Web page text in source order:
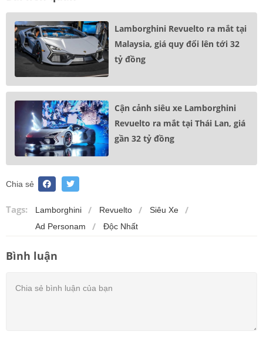
Lamborghini Revuelto ra mắt tại
Malaysia, giá quy đổi lên tới 32
tỷ đồng
Cận cảnh siêu xe Lamborghini
Revuelto ra mắt tại Thái Lan, giá
gần 32 tỷ đồng
Chia sẻ
Tags: Lamborghini Revuelto
Siêu Xe
Ad Personam
Độc Nhất
Bình luận